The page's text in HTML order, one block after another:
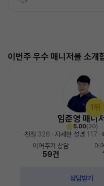
이번주 우수 매니저를 소개
1위
임준영 매니저
5.00(30)
친절 326 · 자세한 설명 117 ·
이어주기 상담
59건
이
상담받기